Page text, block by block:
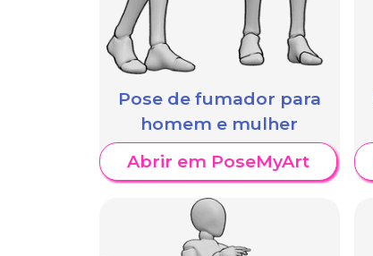
Pose de fumador para
homem e mulher
Abrir em PoseMyArt